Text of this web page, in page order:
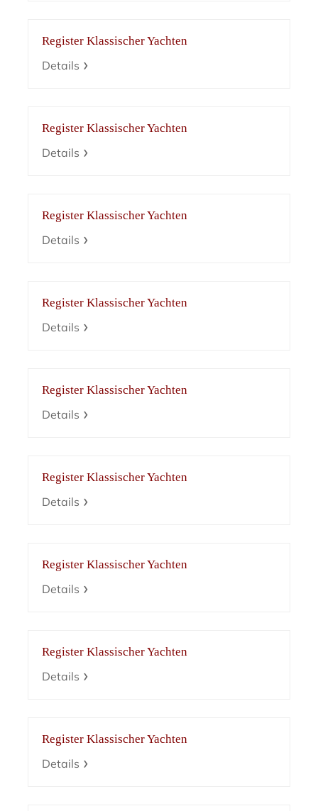
Register Klassischer Yachten
Details
Register Klassischer Yachten
Details
Register Klassischer Yachten
Details
Register Klassischer Yachten
Details
Register Klassischer Yachten
Details
Register Klassischer Yachten
Details
Register Klassischer Yachten
Details
Register Klassischer Yachten
Details
Register Klassischer Yachten
Details